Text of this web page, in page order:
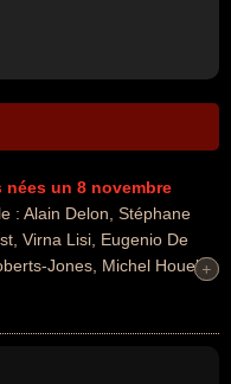
nées un 8 novembre
: Alain Delon, Stéphane
Virna Lisi, Eugenio De
Jones, Michel Houel,
théâtre, de la musique,
de gauche. Ces
+
+